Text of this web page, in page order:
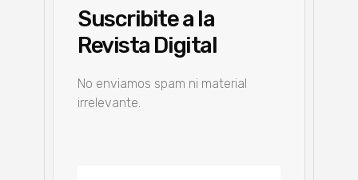
Suscribite a la
Revista Digital
No enviamos spam ni material
irrelevante.